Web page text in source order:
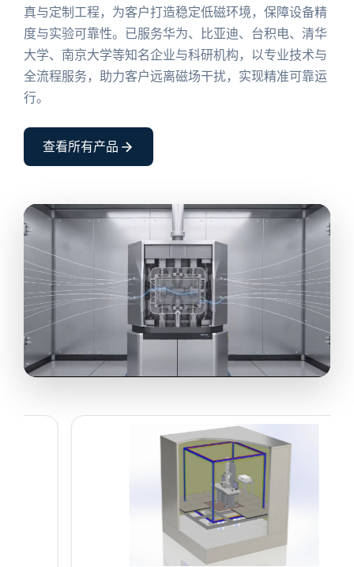
真与定制工程，为客户打造稳定低磁环境，保障设备精
度与实验可靠性。已服务华为、比亚迪、台积电、清华
大学、南京大学等知名企业与科研机构，以专业技术与
全流程服务，助力客户远离磁场干扰，实现精准可靠运
行。
查看所有产品